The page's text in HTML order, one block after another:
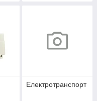
Електротранспорт